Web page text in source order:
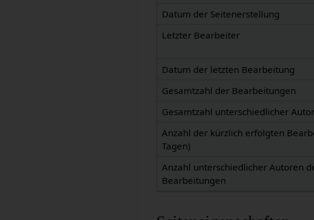
Datum der Seitenerstellung
Letzter Bearbeiter
Datum der letzten Bearbeitung
Gesamtzahl der Bearbeitungen
Gesamtzahl unterschiedlicher
Anzahl der kürzlich erfolgten
Tagen)
Anzahl unterschiedlicher Autoren
Bearbeitungen